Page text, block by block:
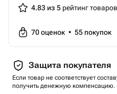
4.83 из 5 рейтинг товаров
70оценок • 55 покупок
Защита покупателя
Если товар не соответствует
получить денежную компенсацию.